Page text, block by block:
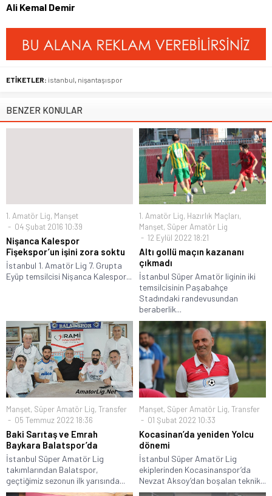
Ali Kemal Demir
ETİKETLER: istanbul nişantaşıspor
BENZER KONULAR
1. Amatör Lig, Manşet
04 Şubat 2016 10:39
Nişanca Kalespor
Fişekspor’un işini zora soktu
İstanbul 1. Amatör Lig 7. Grupta
Eyüp temsilcisi Nişanca Kalespor...
1. Amatör Lig, Hazırlık Maçları,
Manşet, Süper Amatör Lig
12 Eylül 2022 18:21
Altı gollü maçın kazananı
çıkmadı
İstanbul Süper Amatör liginin iki
temsilcisinin Paşabahçe
Stadındaki randevusundan
beraberlik...
Manşet, Süper Amatör Lig, Transfer
05 Temmuz 2022 18:36
Baki Sarıtaş ve Emrah
Baykara Balatspor’da
İstanbul Süper Amatör Lig
takımlarından Balatspor,
geçtiğimiz sezonun ilk yarısında...
Manşet, Süper Amatör Lig, Transfer
01 Şubat 2022 10:33
Kocasinan’da yeniden Yolcu
dönemi
İstanbul Süper Amatör Lig
ekiplerinden Kocasinanspor’da
Nevzat Aksoy’dan boşalan teknik...